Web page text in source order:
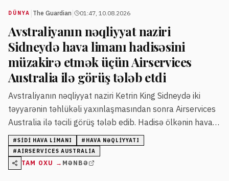
DÜNYA The Guardian 01:47, 10.08.2026
Avstraliyanın nəqliyyat naziri
Sidneydə hava limanı hadisəsini
müzakirə etmək üçün Airservices
Australia ilə görüş tələb etdi
Avstraliyanın nəqliyyat naziri Ketrin King Sidneydə iki
təyyarənin təhlükəli yaxınlaşmasından sonra Airservices
Australia ilə təcili görüş tələb edib. Hadisə ölkənin hava
nəqliyyatı təhlükəsizliyi ilə bağlı narahatlıq yaradıb.
#SIDI HAVA LIMANI # HAVA NƏQLIYYATI
#AIRSERVICES AUSTRALIA
TAM OXU → MƏNBƏ